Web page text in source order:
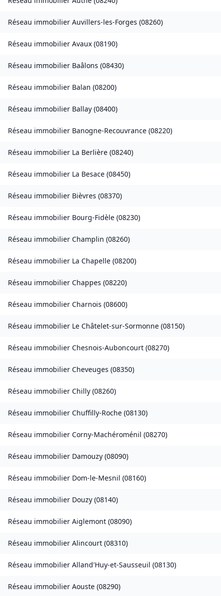
Réseau immobilier Auvillers-les-Forges (08260)
Réseau immobilier Avaux (08190)
Réseau immobilier Baâlons (08430)
Réseau immobilier Balan (08200)
Réseau immobilier Ballay (08400)
Réseau immobilier Banogne-Recouvrance (08220)
Réseau immobilier La Berlière (08240)
Réseau immobilier La Besace (08450)
Réseau immobilier Bièvres (08370)
Réseau immobilier Bourg-Fidèle (08230)
Réseau immobilier Champlin (08260)
Réseau immobilier La Chapelle (08200)
Réseau immobilier Chappes (08220)
Réseau immobilier Charnois (08600)
Réseau immobilier Le Châtelet-sur-Sormonne (08150)
Réseau immobilier Chesnois-Auboncourt (08270)
Réseau immobilier Cheveuges (08350)
Réseau immobilier Chilly (08260)
Réseau immobilier Chuffilly-Roche (08130)
Réseau immobilier Corny-Machéroménil (08270)
Réseau immobilier Damouzy (08090)
Réseau immobilier Dom-le-Mesnil (08160)
Réseau immobilier Douzy (08140)
Réseau immobilier Aiglemont (08090)
Réseau immobilier Alincourt (08310)
Réseau immobilier Alland'Huy-et-Sausseuil (08130)
Réseau immobilier Aouste (08290)